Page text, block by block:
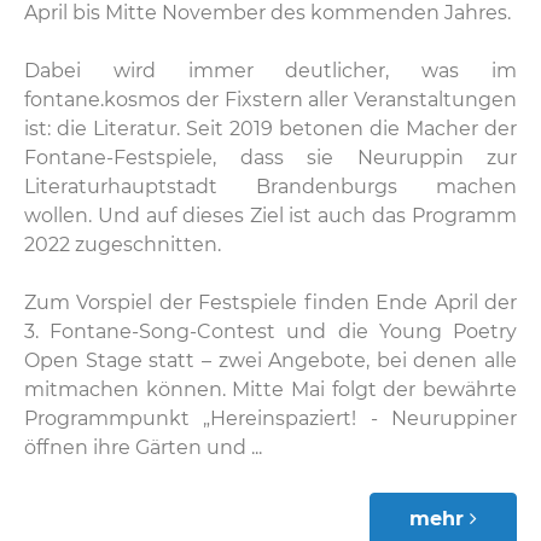
April bis Mitte November des kommenden Jahres.
Dabei wird immer deutlicher, was im
fontane.kosmos der Fixstern aller Veranstaltungen
ist: die Literatur. Seit 2019 betonen die Macher der
Fontane-Festspiele, dass sie Neuruppin zur
Literaturhauptstadt Brandenburgs machen
wollen. Und auf dieses Ziel ist auch das Programm
2022 zugeschnitten.
Zum Vorspiel der Festspiele finden Ende April der
3. Fontane-Song-Contest und die Young Poetry
Open Stage statt – zwei Angebote, bei denen alle
mitmachen können. Mitte Mai folgt der bewährte
Programmpunkt „Hereinspaziert! - Neuruppiner
öffnen ihre Gärten und ...
mehr